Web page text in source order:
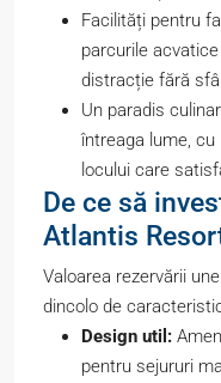
Facilități pentru
parcurile
distracție fără
Un paradis
întreaga lume,
locului care
De ce să
Atlantis
Valoarea rezervării
dincolo de
Design util:
pentru sejururi